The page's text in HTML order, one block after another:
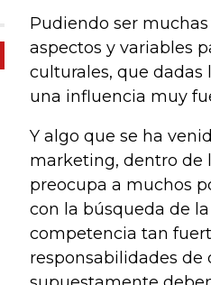
Pudiendo ser
aspectos y variables
culturales, que dadas
una influencia muy
Y algo que se ha
marketing, dentro de
preocupa a muchos
con la búsqueda de
competencia tan
responsabilidades